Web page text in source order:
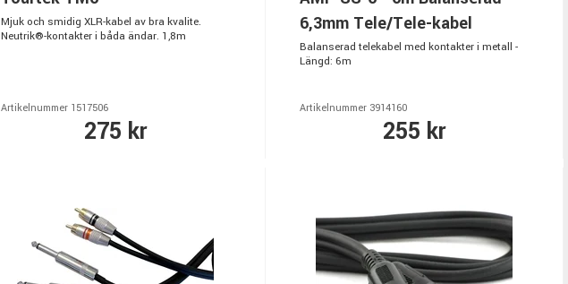
Mjuk och smidig XLR-kabel av bra kvalite.
Neutrik®-kontakter i båda ändar. 1,8m
Artikelnummer 1517506
275 kr
6,3mm Tele/Tele-kabel
Balanserad telekabel med kontakter i metall -
Längd: 6m
Artikelnummer 3914160
255 kr